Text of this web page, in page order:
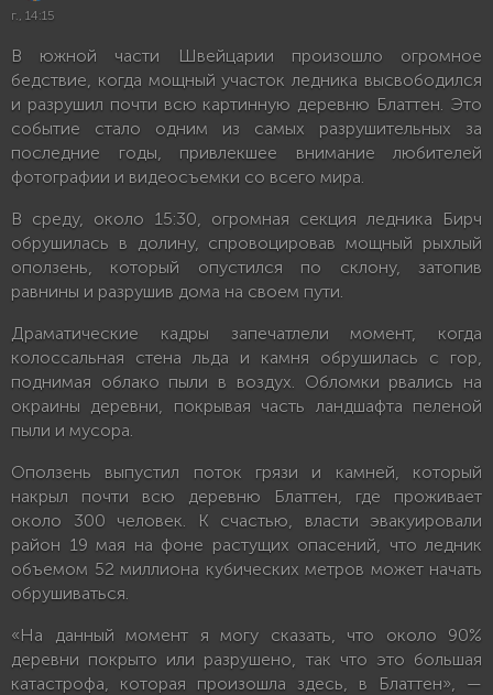
г., 14:15
В южной части Швейцарии произошло огромное
бедствие, когда мощный участок ледника высвободился
и разрушил почти всю картинную деревню Блаттен. Это
событие стало одним из самых разрушительных за
последние годы, привлекшее внимание любителей
фотографии и видеосъемки со всего мира.
В среду, около 15:30, огромная секция ледника Бирч
обрушилась в долину, спровоцировав мощный рыхлый
оползень, который опустился по склону, затопив
равнины и разрушив дома на своем пути.
Драматические кадры запечатлели момент, когда
колоссальная стена льда и камня обрушилась с гор,
поднимая облако пыли в воздух. Обломки рвались на
окраины деревни, покрывая часть ландшафта пеленой
пыли и мусора.
Оползень выпустил поток грязи и камней, который
накрыл почти всю деревню Блаттен, где проживает
около 300 человек. К счастью, власти эвакуировали
район 19 мая на фоне растущих опасений, что ледник
объемом 52 миллиона кубических метров может начать
обрушиваться.
«На данный момент я могу сказать, что около 90%
деревни покрыто или разрушено, так что это большая
катастрофа, которая произошла здесь, в Блаттен», —